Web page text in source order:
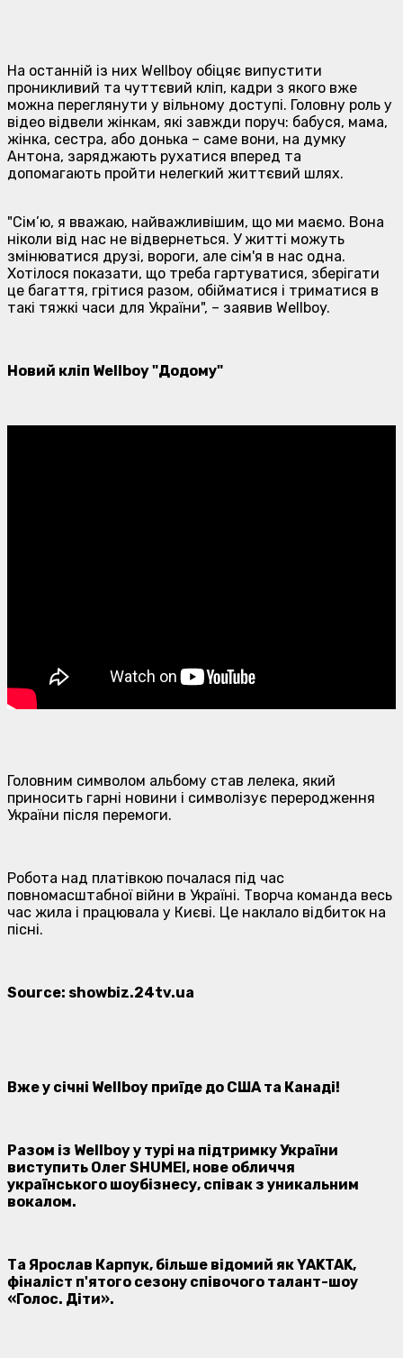
На останній із них Wellboy обіцяє випустити
проникливий та чуттєвий кліп, кадри з якого вже
можна переглянути у вільному доступі. Головну роль у
відео відвели жінкам, які завжди поруч: бабуся, мама,
жінка, сестра, або донька – саме вони, на думку
Антона, заряджають рухатися вперед та
допомагають пройти нелегкий життєвий шлях.
"Сім’ю, я вважаю, найважливішим, що ми маємо. Вона
ніколи від нас не відвернеться. У житті можуть
змінюватися друзі, вороги, але сім'я в нас одна.
Хотілося показати, що треба гартуватися, зберігати
це багаття, грітися разом, обійматися і триматися в
такі тяжкі часи для України", – заявив Wellboy.
Новий кліп Wellboy "Додому"
Головним символом альбому став лелека, який
приносить гарні новини і символізує переродження
України після перемоги.
Робота над платівкою почалася під час
повномасштабної війни в Україні. Творча команда весь
час жила і працювала у Києві. Це наклало відбиток на
пісні.
Source: showbiz.24tv.ua
Вже у сiчнi Wellboy приїде до США та Канаді!
Разом із Wellboy у турі на підтримку України
виступить Олег SHUMEI, нове обличчя
українського шоубізнесу, співак з уникальним
вокалом.
Та Ярослав Карпук, більше відомий якYAKTAK,
фіналіст п'ятого сезону співочого талант-шоу
«Голос. Діти».